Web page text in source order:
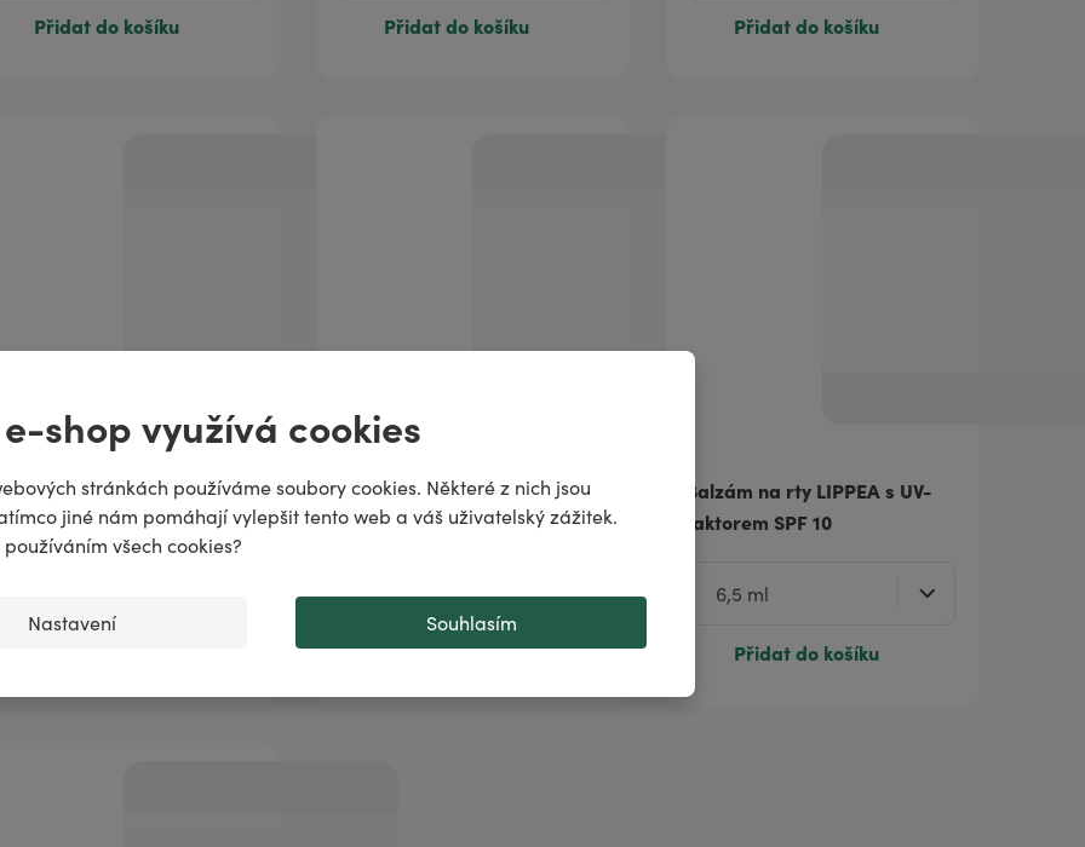
shop využívá cookies
stránkách používáme soubory cookies. Některé z nich jsou
jiné nám pomáhají vylepšit tento web a váš uživatelský zážitek.
všech cookies?
Nastavení Souhlasím
Přidat do košíku Přidat do košíku Přidat do košíku
vyplachovací olej
Balzám na rty HERPILAN
Přidat do košíku
Balzám na rty LIPPEA s UV-
faktorem SPF 10
Přidat do košíku
♌️✨